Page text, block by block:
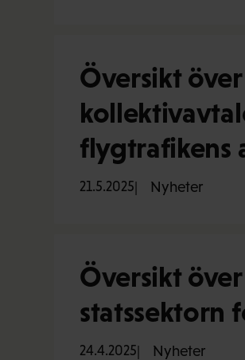
Översikt
flygtrafikens
21.5.2025 Nyheter
Översikt
statssektorn
24.4.2025 Nyheter